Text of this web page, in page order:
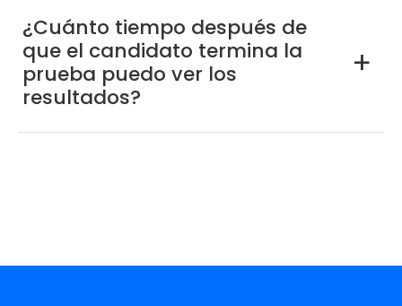
a
¿Cuánto tiempo después de
que el candidato termina la
prueba puedo ver los
resultados?